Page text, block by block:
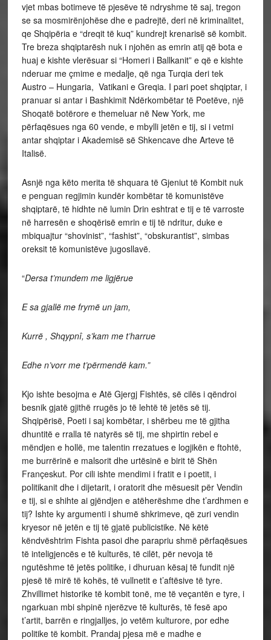
vjet mbas botimeve të pjesëve të ndryshme të saj, tregon
se sa mosmirënjohëse dhe e padrejtë, deri në kriminalitet,
qe Shqipëria e “dreqit të kuq” kundrejt krenarisë së kombit.
Tre breza shqiptarësh nuk i njohën as emrin atij që bota e
huaj e kishte vlerësuar si “Homeri i Ballkanit” e që e kishte
nderuar me çmime e medalje, që nga Turqia deri tek
Austro – Hungaria, Vatikani e Greqia. I pari poet shqiptar, i
pranuar si antar i Bashkimit Ndërkombëtar të Poetëve, një
Shoqatë botërore e themeluar në New York, me
përfaqësues nga 60 vende, e mbylli jetën e tij, si i vetmi
antar shqiptar i Akademisë së Shkencave dhe Arteve të
Italisë.
Asnjë nga këto merita të shquara të Gjeniut të Kombit nuk
e penguan regjimin kundër kombëtar të komunistëve
shqiptarë, të hidhte në lumin Drin eshtrat e tij e të varroste
në harresën e shoqërisë emrin e tij të ndritur, duke e
mbiquajtur “shovinist”, “fashist”, “obskurantist”, simbas
oreksit të komunistëve jugosllavë.
“Dersa t’mundem me ligjërue
E sa gjallë me frymë un jam,
Kurrë , Shqypnî, s’kam me t’harrue
Edhe n’vorr me t’përmendë kam.”
Kjo ishte besojma e Atë Gjergj Fishtës, së cilës i qëndroi
besnik gjatë gjithë rrugës jo të lehtë të jetës së tij.
Shqipërisë, Poeti i saj kombëtar, i shërbeu me të gjitha
dhuntitë e rralla të natyrës së tij, me shpirtin rebel e
mëndjen e hollë, me talentin rrezatues e logjikën e ftohtë,
me burrërinë e malsorit dhe urtësinë e birit të Shën
Françeskut. Por cili ishte mendimi i fratit e i poetit, i
politikanit dhe i dijetarit, i oratorit dhe mësuesit për Vendin
e tij, si e shihte ai gjëndjen e atëherëshme dhe t’ardhmen e
tij? Ishte ky argumenti i shumë shkrimeve, që zuri vendin
kryesor në jetën e tij të gjatë publicistike. Në këtë
këndvështrim Fishta pasoi dhe parapriu shmë përfaqësues
të inteligjencës e të kulturës, të cilët, për nevoja të
ngutëshme të jetës politike, i dhuruan kësaj të fundit një
pjesë të mirë të kohës, të vullnetit e t’aftësive të tyre.
Zhvillimet historike të kombit tonë, me të veçantën e tyre, i
ngarkuan mbi shpinë njerëzve të kulturës, të fesë apo
t’artit, barrën e ringjalljes, jo vetëm kulturore, por edhe
politike të kombit. Prandaj pjesa më e madhe e